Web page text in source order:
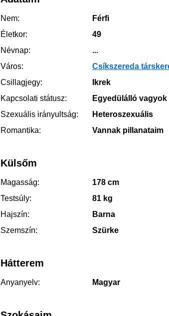
Nem:
Férfi
Életkor:
49
Névnap:
...
Város:
Csíkszereda
Csillagjegy:
Ikrek
Kapcsolati státusz:
Egyedülálló vagyok
Szexuális irányultság:
Heteroszexuális
Romantika:
Vannak pillanataim
Külsőm
Magasság:
178 cm
Testsúly:
81 kg
Hajszín:
Barna
Szemszín:
Szürke
Hátterem
Anyanyelv: Magyar